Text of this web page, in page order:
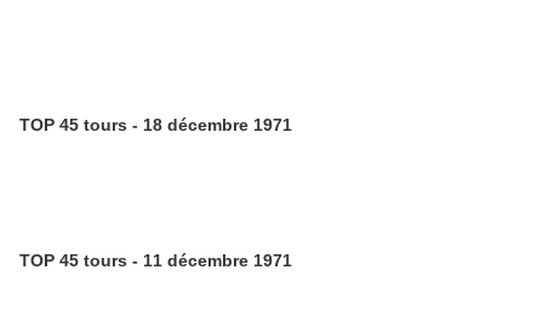
TOP 45 tours - 18 décembre 1971
TOP 45 tours - 11 décembre 1971